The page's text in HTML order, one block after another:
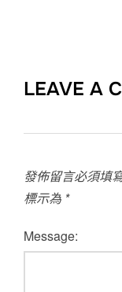
LEAVE A
發佈留言必須填
標示為 *
Message: